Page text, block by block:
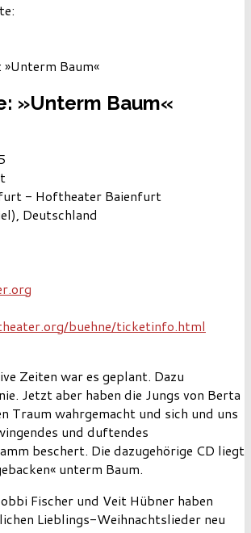
Baum«
»Unterm Baum«
- Hoftheater Baienfurt
Deutschland
buehne/ticketinfo.html
Zeiten war es geplant. Dazu
Jetzt aber haben die Jungs von Berta
Traum wahrgemacht und sich und uns
und duftendes
beschert. Die dazugehörige CD liegt
unterm Baum.
Fischer und Veit Hübner haben
Lieblings-Weihnachtslieder neu